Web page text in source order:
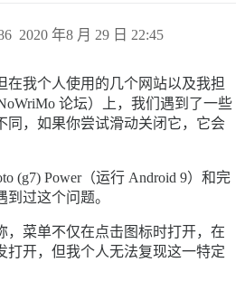
2020 年8 月 29 日 22:45
在我个人使用的几个网站以及我担
论坛）上，我们遇到了一些
同，如果你尝试滑动关闭它，它会
(g7) Power（运行 Android 9）和完
到过这个问题。
，菜单不仅在点击图标时打开，在
打开，但我个人无法复现这一特定